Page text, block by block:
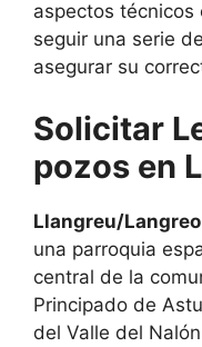
aspectos técnicos
seguir una serie
asegurar su
Solicitar
pozos en
Llangreu/
una parroquia
central de la
Principado de
del Valle del